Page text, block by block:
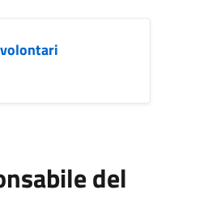
del